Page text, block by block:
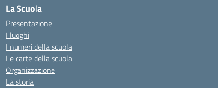
La Scuola
Presentazione
I luoghi
I numeri della scuola
Le carte della scuola
Organizzazione
La storia